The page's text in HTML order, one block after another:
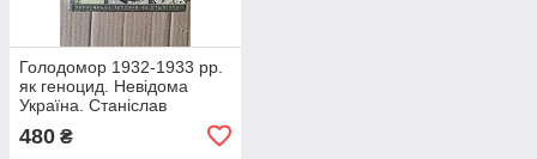
Голодомор 1932-1933 рр.
як геноцид. Невідома
Україна. Станіслав
480 ₴